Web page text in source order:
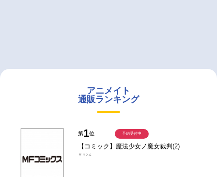
アニメイト
通販ランキング
第1位
【コミック】魔法少女ノ魔女裁判(2)
￥924
予約受付中